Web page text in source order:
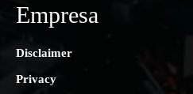
Empresa
Disclaimer
Privacy